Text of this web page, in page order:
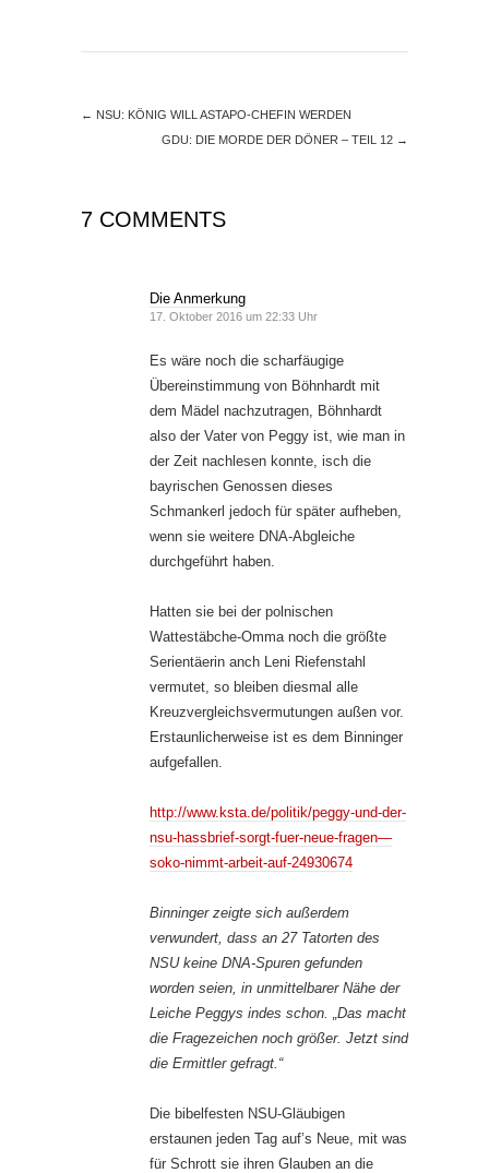
← NSU: KÖNIG WILL ASTAPO-CHEFIN WERDEN
GDU: DIE MORDE DER DÖNER – TEIL 12 →
7 COMMENTS
Die Anmerkung
17. Oktober 2016 um 22:33 Uhr
Es wäre noch die scharfäugige
Übereinstimmung von Böhnhardt mit
dem Mädel nachzutragen, Böhnhardt
also der Vater von Peggy ist, wie man in
der Zeit nachlesen konnte, isch die
bayrischen Genossen dieses
Schmankerl jedoch für später aufheben,
wenn sie weitere DNA-Abgleiche
durchgeführt haben.
Hatten sie bei der polnischen
Wattestäbche-Omma noch die größte
Serientäerin anch Leni Riefenstahl
vermutet, so bleiben diesmal alle
Kreuzvergleichsvermutungen außen vor.
Erstaunlicherweise ist es dem Binninger
aufgefallen.
http://www.ksta.de/politik/peggy-und-der-
nsu-hassbrief-sorgt-fuer-neue-fragen—
soko-nimmt-arbeit-auf-24930674
Binninger zeigte sich außerdem
verwundert, dass an 27 Tatorten des
NSU keine DNA-Spuren gefunden
worden seien, in unmittelbarer Nähe der
Leiche Peggys indes schon. „Das macht
die Fragezeichen noch größer. Jetzt sind
die Ermittler gefragt.“
Die bibelfesten NSU-Gläubigen
erstaunen jeden Tag auf’s Neue, mit was
für Schrott sie ihren Glauben an die